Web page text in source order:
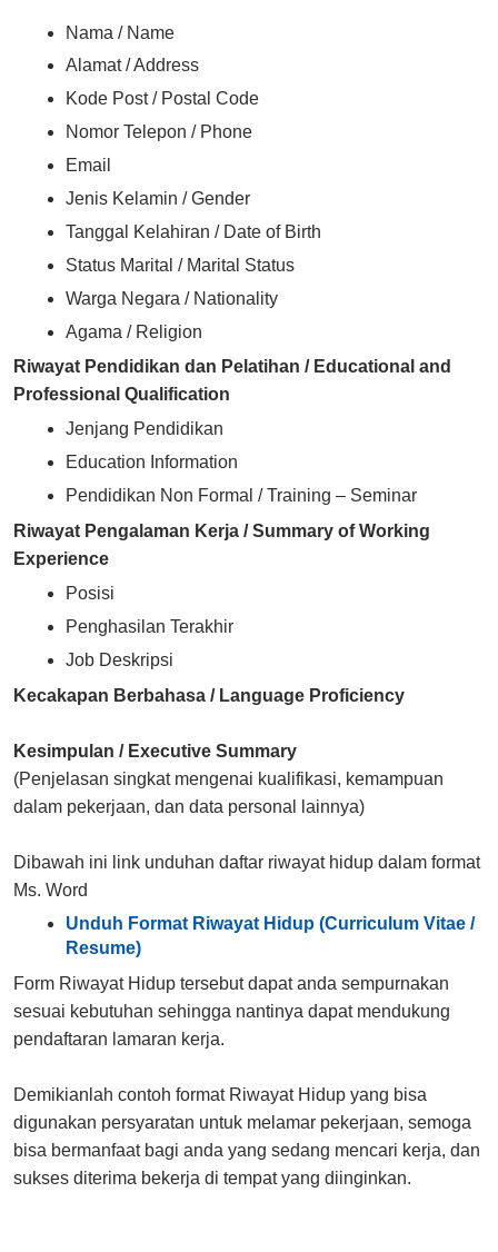
Nama / Name
Alamat / Address
Kode Post / Postal Code
Nomor Telepon / Phone
Email
Jenis Kelamin / Gender
Tanggal Kelahiran / Date of Birth
Status Marital / Marital Status
Warga Negara / Nationality
Agama / Religion
Riwayat Pendidikan dan Pelatihan / Educational and
Professional Qualification
Jenjang Pendidikan
Education Information
Pendidikan Non Formal / Training – Seminar
Riwayat Pengalaman Kerja /Summary of Working
Experience
Posisi
Penghasilan Terakhir
Job Deskripsi
Kecakapan Berbahasa / Language Proficiency
Kesimpulan / Executive Summary
(Penjelasan singkat mengenai kualifikasi, kemampuan
dalam pekerjaan, dan data personal lainnya)
Dibawah ini link unduhan daftar riwayat hidup dalam format
Ms. Word
Unduh Format Riwayat Hidup (Curriculum Vitae /
Resume)
Form Riwayat Hidup tersebut dapat anda sempurnakan
sesuai kebutuhan sehingga nantinya dapat mendukung
pendaftaran lamaran kerja.
Demikianlah contoh format Riwayat Hidup yang bisa
digunakan persyaratan untuk melamar pekerjaan, semoga
bisa bermanfaat bagi anda yang sedang mencari kerja, dan
sukses diterima bekerja di tempat yang diinginkan.